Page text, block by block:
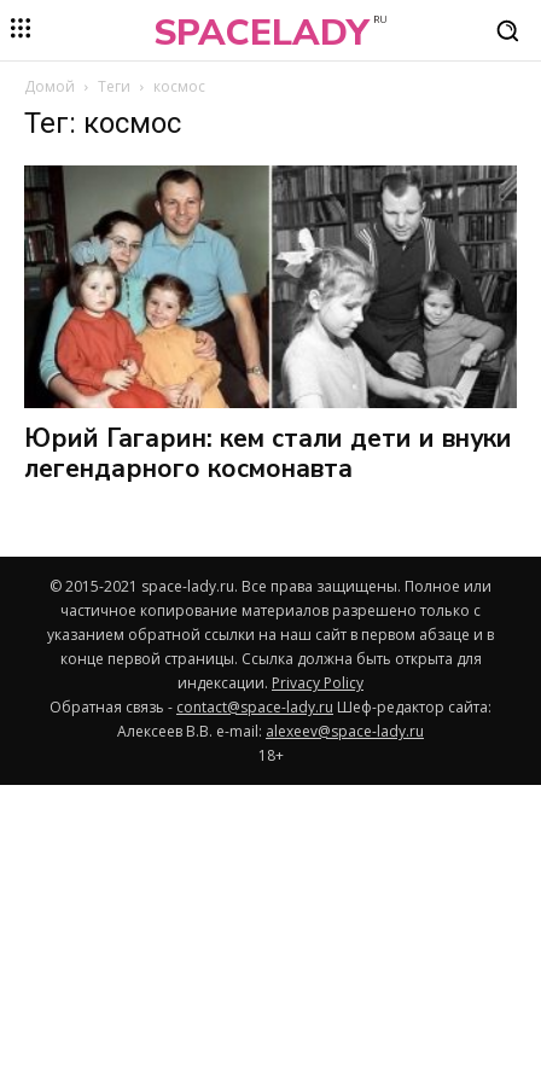
SPACELADY RU
Домой Теги космос
Тег: космос
Юрий Гагарин: кем стали дети и внуки
легендарного космонавта
© 2015-2021 space-lady.ru. Все права защищены. Полное или
частичное копирование материалов разрешено только с
указанием обратной ссылки на наш сайт в первом абзаце и в
конце первой страницы. Ссылка должна быть открыта для
индексации. Privacy Policy
Обратная связь - contact@space-lady.ru Шеф-редактор сайта:
Алексеев В.В. e-mail: alexeev@space-lady.ru
18+